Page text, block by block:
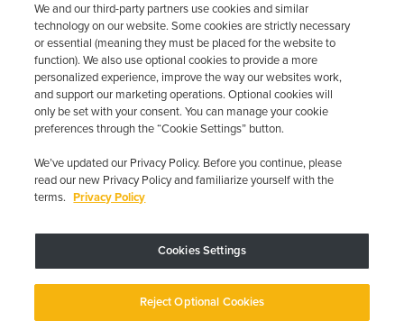
Obtén un presupuesto gratuito en cuestión de minutos y
programa tu instalación hoy mismo.
Solicita un presupuesto gratuito
El dispositivo puede variar según los requisitos estatales; se aplican
Política de privacidad Sus opciones de privacidad
accesibilidad Gestionar cookies
We and our third-party partners use cookies and similar
technology on our website. Some cookies are strictly necessary
or essential (meaning they must be placed for the website to
function). We also use optional cookies to provide a more
personalized experience, improve the way our websites work,
and support our marketing operations. Optional cookies will
only be set with your consent. You can manage your cookie
preferences through the “Cookie Settings” button.
We’ve updated our Privacy Policy. Before you continue, please
read our new Privacy Policy and familiarize yourself with the
terms. Privacy Policy
Cookies Settings
Reject Optional Cookies